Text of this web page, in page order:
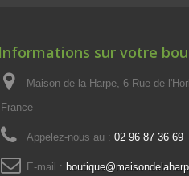
Informations sur votre
Maison de la Harpe, 6 Rue de
France
Appelez-nous au : 02 96 87 36 69
E-mail :